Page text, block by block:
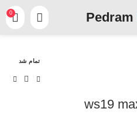
Pedram
0
تمام شد